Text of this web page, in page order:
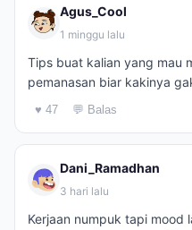
Agus_Cool
1 minggu lalu
Tips buat kalian yang mau
pemanasan biar kakinya
♥ 47 💬 Balas
Dani_Ramadhan
3 hari lalu
Kerjaan numpuk tapi mood